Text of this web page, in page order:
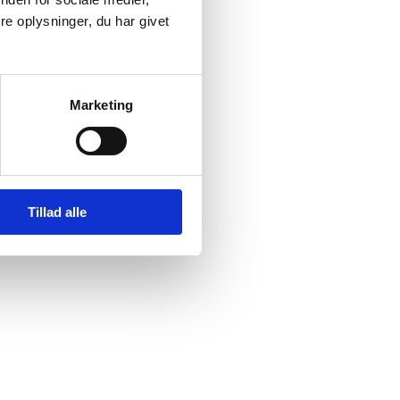
oplysninger, du har givet
Marketing
Tillad alle